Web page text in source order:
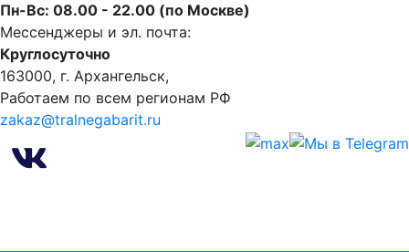
Пн-Вс: 08.00 - 22.00 (по Москве)
Мессенджеры и эл. почта:
Круглосуточно
163000, г. Архангельск,
Работаем по всем регионам РФ
zakaz@tralnegabarit.ru